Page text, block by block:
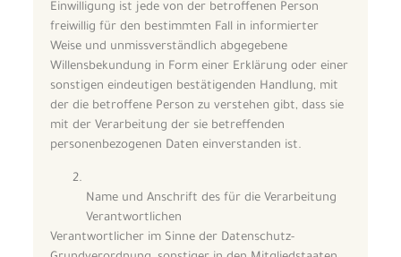
Einwilligung ist jede von der betroffenen Person
freiwillig für den bestimmten Fall in informierter
Weise und unmissverständlich abgegebene
Willensbekundung in Form einer Erklärung oder einer
sonstigen eindeutigen bestätigenden Handlung, mit
der die betroffene Person zu verstehen gibt, dass sie
mit der Verarbeitung der sie betreffenden
personenbezogenen Daten einverstanden ist.
Name und Anschrift des für die Verarbeitung
Verantwortlichen
Verantwortlicher im Sinne der Datenschutz-